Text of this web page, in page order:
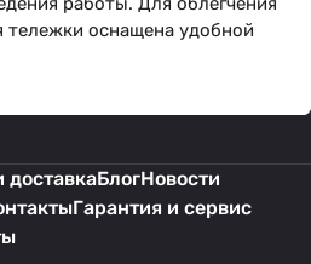
тележки оснащена удобной
доставкаБлогНовости
Гарантия и сервис